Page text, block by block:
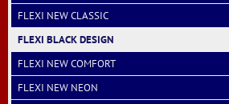
FLEXI NEW CLASSIC
FLEXI BLACK DESIGN
FLEXI NEW COMFORT
FLEXI NEW NEON